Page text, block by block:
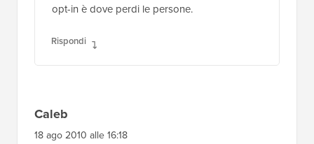
opt-in è dove perdi le persone.
Rispondi
Caleb
18 ago 2010 alle 16:18